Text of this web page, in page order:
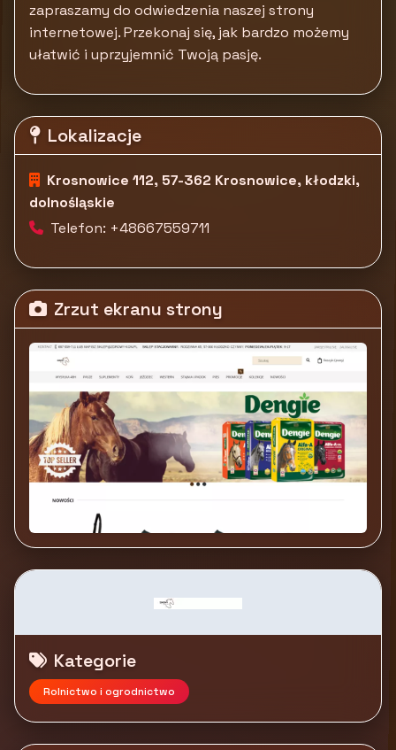
zapraszamy do odwiedzenia naszej strony
internetowej. Przekonaj się, jak bardzo możemy
ułatwić i uprzyjemnić Twoją pasję.
Lokalizacje
Krosnowice 112, 57-362 Krosnowice, kłodzki,
dolnośląskie
Telefon: +48667559711
Zrzut ekranu strony
Kategorie
Rolnictwo i ogrodnictwo